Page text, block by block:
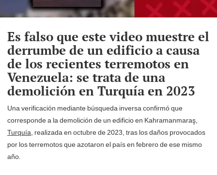
Es falso que este video muestre el
derrumbe de un edificio a causa
de los recientes terremotos en
Venezuela: se trata de una
demolición en Turquía en 2023
Una verificación mediante búsqueda inversa confirmó que
corresponde a la demolición de un edificio en Kahramanmaraş,
Turquía, realizada en octubre de 2023, tras los daños provocados
por los terremotos que azotaron el país en febrero de ese mismo
año.